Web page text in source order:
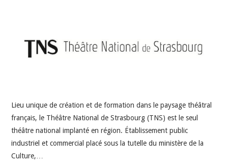
Lieu unique de création et de formation dans le paysage théâtral
français, le Théâtre National de Strasbourg (TNS) est le seul
théâtre national implanté en région. Établissement public
industriel et commercial placé sous la tutelle du ministère de la
Culture,…